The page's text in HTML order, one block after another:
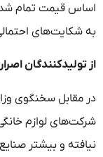
اساس قیمت تمام
به شکایت‌های
از تولیدکنندگان
در مقابل سخنگوی
شرکت‌های لوازم
نیافته و بیشتر